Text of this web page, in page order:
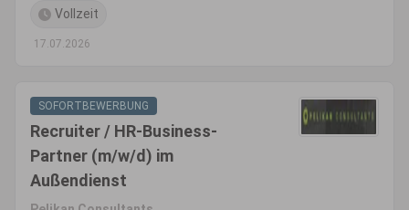
Vollzeit
17.07.2026
SOFORTBEWERBUNG
Recruiter / HR-Business-
Partner (m/w/d) im
Außendienst